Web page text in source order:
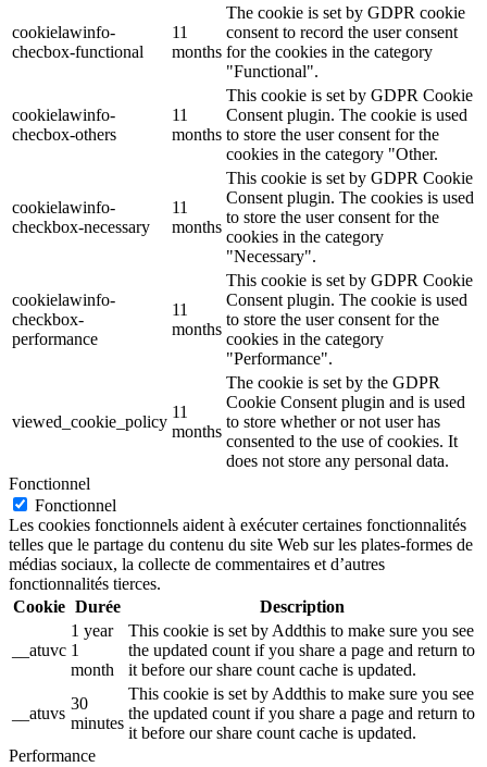
cookielawinfo-
checbox-functional
11
months
The cookie is set by GDPR cookie
consent to record the user consent
for the cookies in the category
"Functional".
cookielawinfo-
checbox-others
11
months
This cookie is set by GDPR Cookie
Consent plugin. The cookie is used
to store the user consent for the
cookies in the category "Other.
cookielawinfo-
checkbox-necessary
11
months
This cookie is set by GDPR Cookie
Consent plugin. The cookies is used
to store the user consent for the
cookies in the category
"Necessary".
cookielawinfo-
checkbox-
performance
11
months
This cookie is set by GDPR Cookie
Consent plugin. The cookie is used
to store the user consent for the
cookies in the category
"Performance".
viewed_cookie_policy
11
months
The cookie is set by the GDPR
Cookie Consent plugin and is used
to store whether or not user has
consented to the use of cookies. It
does not store any personal data.
Fonctionnel
Fonctionnel
Les cookies fonctionnels aident à exécuter certaines fonctionnalités
telles que le partage du contenu du site Web sur les plates-formes de
médias sociaux, la collecte de commentaires et d’autres
fonctionnalités tierces.
Cookie Durée Description
__atuvc
1 year
1
month
This cookie is set by Addthis to make sure you see
the updated count if you share a page and return to
it before our share count cache is updated.
__atuvs
30
minutes
This cookie is set by Addthis to make sure you see
the updated count if you share a page and return to
it before our share count cache is updated.
Performance